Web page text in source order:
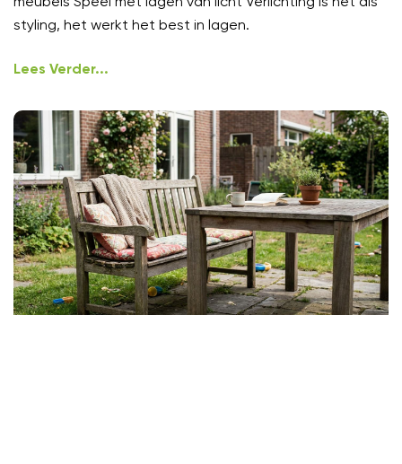
styling, het werkt het best in lagen.
Lees Verder...